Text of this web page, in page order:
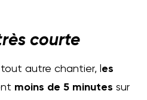
courte
autre chantier, l es
moins de 5 minutes sur